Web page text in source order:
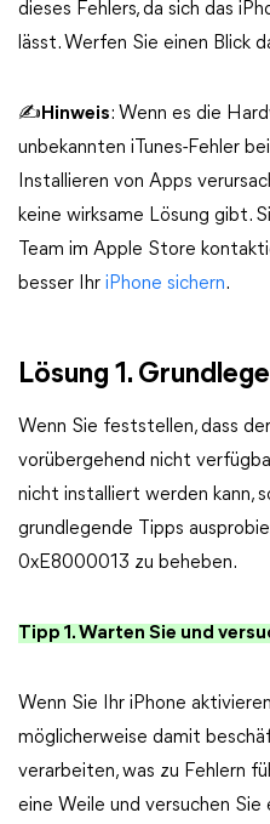
dieses Fehlers, da sich das
lässt. Werfen Sie einen Blick
✍ Hinweis: Wenn es die
unbekannten iTunes-Fehler
Installieren von Apps
keine wirksame Lösung gibt.
Team im Apple Store
besser Ihr iPhone sichern.
Lösung 1.
Wenn Sie feststellen, dass
vorübergehend nicht
nicht installiert werden kann,
grundlegende Tipps
0xE8000013 zu beheben.
Tipp 1. Warten Sie und
Wenn Sie Ihr iPhone
möglicherweise damit
verarbeiten, was zu Fehlern
eine Weile und versuchen Sie